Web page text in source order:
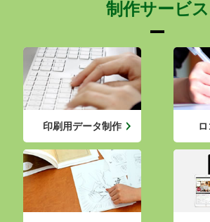
制作サービス
印刷用データ制作